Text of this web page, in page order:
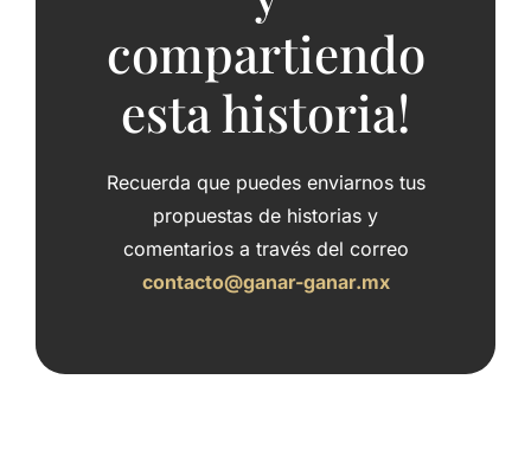
compartiendo
esta historia!
Recuerda que puedes enviarnos tus
propuestas de historias y
comentarios a través del correo
contacto@ganar-ganar.mx